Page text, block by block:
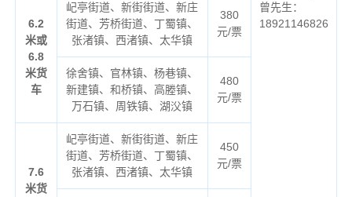
曾先生：
18921146826
6.2
米或
6.8
米货
车
屺亭街道、新街街道、新庄
街道、芳桥街道、丁蜀镇、
张渚镇、西渚镇、太华镇
380
元/票
徐舍镇、官林镇、杨巷镇、
新建镇、和桥镇、高塍镇、
万石镇、周铁镇、湖㳇镇
480
元/票
7.6
米货
屺亭街道、新街街道、新庄
街道、芳桥街道、丁蜀镇、
张渚镇、西渚镇、太华镇
450
元/票